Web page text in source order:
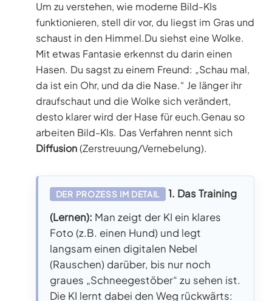
Um zu verstehen, wie moderne Bild-KIs
funktionieren, stell dir vor, du liegst im Gras und
schaust in den Himmel.Du siehst eine Wolke.
Mit etwas Fantasie erkennst du darin einen
Hasen. Du sagst zu einem Freund: „Schau mal,
da ist ein Ohr, und da die Nase.“ Je länger ihr
draufschaut und die Wolke sich verändert,
desto klarer wird der Hase für euch.Genau so
arbeiten Bild-KIs. Das Verfahren nennt sich
Diffusion(Zerstreuung/Vernebelung).
DER PROZESS IM DETAIL
1. Das Training
(Lernen): Man zeigt der KI ein klares
Foto (z.B. einen Hund) und legt
langsam einen digitalen Nebel
(Rauschen) darüber, bis nur noch
graues „Schneegestöber“ zu sehen ist.
Die KI lernt dabei den Weg rückwärts: